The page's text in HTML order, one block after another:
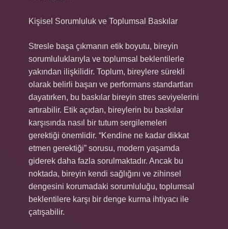
Kişisel Sorumluluk ve Toplumsal Baskılar
Stresle başa çıkmanın etik boyutu, bireyin
sorumluluklarıyla ve toplumsal beklentilerle
yakından ilişkilidir. Toplum, bireylere sürekli
olarak belirli başarı ve performans standartları
dayatırken, bu baskılar bireyin stres seviyelerini
artırabilir. Etik açıdan, bireylerin bu baskılar
karşısında nasıl bir tutum sergilemeleri
gerektiği önemlidir. “Kendine ne kadar dikkat
etmen gerektiği” sorusu, modern yaşamda
giderek daha fazla sorulmaktadır. Ancak bu
noktada, bireyin kendi sağlığını ve zihinsel
dengesini korumadaki sorumluluğu, toplumsal
beklentilere karşı bir denge kurma ihtiyacı ile
çatışabilir.